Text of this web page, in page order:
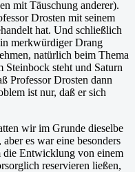
mit Täuschung anderer).
Drosten mit seinem
hat. Und schließlich
merkwürdiger Drang
natürlich beim Thema
Steinbock steht und Saturn
Professor Drosten dann
ist nur, daß er sich
wir im Grunde dieselbe
es war eine besonders
die Entwicklung von einem
reservieren ließen,